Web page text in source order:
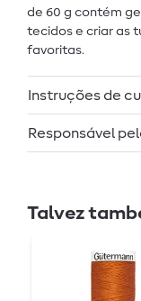
de 60 g contém
tecidos e criar as
favoritas.
Instruções de
Responsável
Talvez